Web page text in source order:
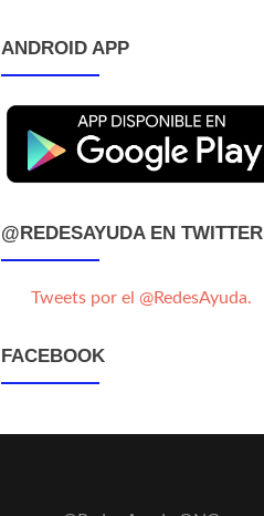
ANDROID APP
@REDESAYUDA EN TWITTER
Tweets por el @RedesAyuda.
FACEBOOK